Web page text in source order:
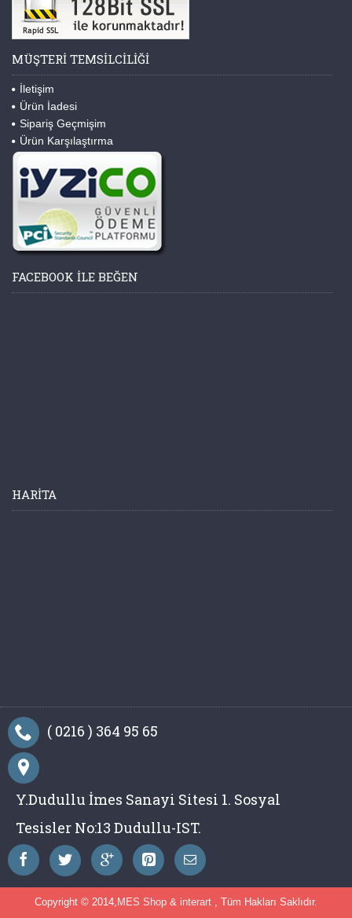
MÜŞTERI TEMSILCILIĞI
İletişim
Ürün İadesi
Sipariş Geçmişim
Ürün Karşılaştırma
FACEBOOK ILE BEĞEN
HARITA
( 0216 ) 364 95 65
Y.Dudullu İmes Sanayi Sitesi 1. Sosyal
Tesisler No:13 Dudullu-IST.
Copyright © 2014, MES Shop & interart , Tüm Hakları Saklıdır.